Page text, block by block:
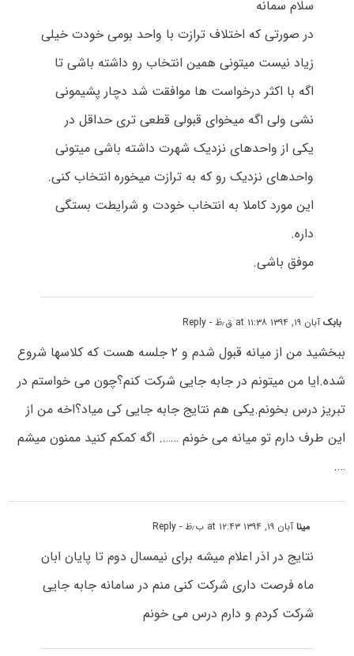
سلام سمانه
در صورتی که اختلاف ترازت با واحد بومی خودت خیلی
زیاد نیست میتونی همین انتخاب رو داشته باشی تا
اگه با اکثر درخواست ها موافقت شد دچار پشیمونی
نشی ولی اگه میخوای قبولی قطعی تری حداقل در
یکی از واحدهای نزدیک شهرت داشته باشی میتونی
واحدهای نزدیک رو که به ترازت میخوره انتخاب کنی.
این مورد کاملا به انتخاب خودت و شرایطت بستگی
داره.
موفق باشی.
بابکآبان ۱۹, ۱۳۹۴ at ۱۱:۳۸ ق٫ظ - Reply
ببخشید من از میانه قبول شدم و ۲ جلسه هست که کلاسها شروع
شده.ایا من میتونم در جابه جایی شرکت کنم؟چون می خواستم در
تبریز درس بخونم.یکی هم نتایج جابه جایی کی میاد؟اخه من از
این طرف دارم تو میانه می خونم ……. اگه کمکم کنید ممنون میشم
….
میناآبان ۱۹, ۱۳۹۴ at ۱۲:۴۳ ب٫ظ - Reply
نتایج در اذر اعلام میشه برای نیمسال دوم تا پایان ابان
ماه فرصت داری شرکت کنی منم در سامانه جابه جایی
شرکت کردم و دارم درس می خونم